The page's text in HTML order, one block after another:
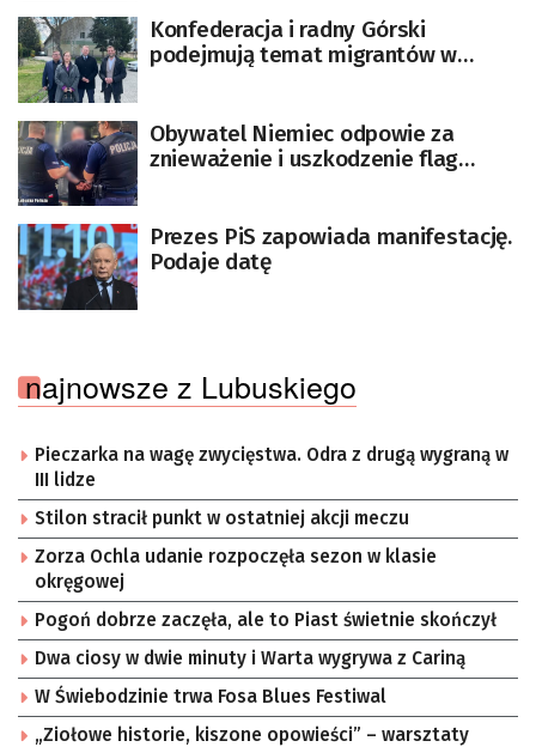
Konfederacja i radny Górski
podejmują temat migrantów w
Obywatel Niemiec odpowie za
znieważenie i uszkodzenie flag
Prezes PiS zapowiada manifestację.
Podaje datę
najnowsze z Lubuskiego
Pieczarka na wagę zwycięstwa. Odra z drugą wygraną w
III lidze
Stilon stracił punkt w ostatniej akcji meczu
Zorza Ochla udanie rozpoczęła sezon w klasie
okręgowej
Pogoń dobrze zaczęła, ale to Piast świetnie skończył
Dwa ciosy w dwie minuty i Warta wygrywa z Cariną
W Świebodzinie trwa Fosa Blues Festiwal
„Ziołowe historie, kiszone opowieści” – warsztaty